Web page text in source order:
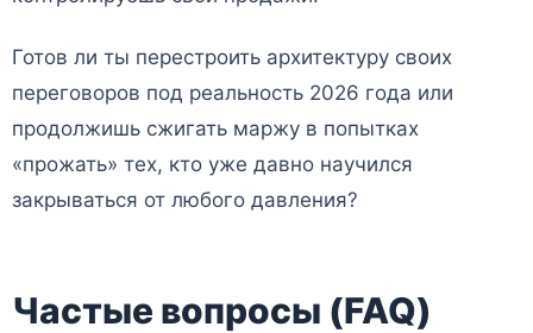
Готов ли ты перестроить архитектуру своих
переговоров под реальность 2026 года или
продолжишь сжигать маржу в попытках
«прожать» тех, кто уже давно научился
закрываться от любого давления?
Частые вопросы (FAQ)